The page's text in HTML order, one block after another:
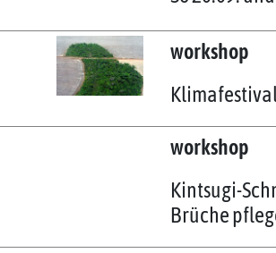
workshop
workshop
Kintsugi-
Brüche